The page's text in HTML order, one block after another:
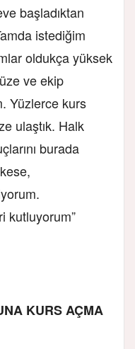
başladıktan
istediğim
oldukça yüksek
ve ekip
Yüzlerce kurs
ulaştık. Halk
burada
kutluyorum”
KURS AÇMA